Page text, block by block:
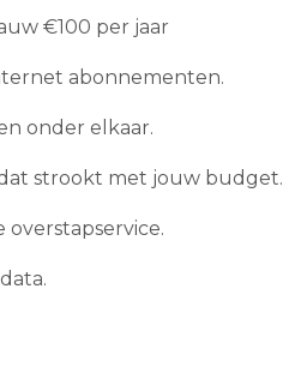
€100 per jaar
abonnementen.
onder elkaar.
strookt met jouw budget.